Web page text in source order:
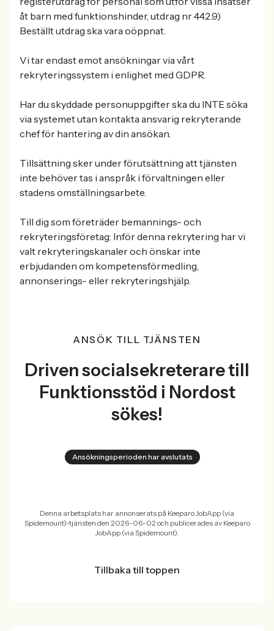
åt barn med funktionshinder, utdrag nr 442.9)
Beställt utdrag ska vara oöppnat.
Vi tar endast emot ansökningar via vårt
rekryteringssystem i enlighet med GDPR.
Har du skyddade personuppgifter ska du INTE söka
via systemet utan kontakta ansvarig rekryterande
chef för hantering av din ansökan.
Tillsättning sker under förutsättning att tjänsten
inte behöver tas i anspråk i förvaltningen eller
stadens omställningsarbete.
Till dig som företräder bemannings- och
rekryteringsföretag: Inför denna rekrytering har vi
valt rekryteringskanaler och önskar inte
erbjudanden om kompetensförmedling,
annonserings- eller rekryteringshjälp.
ANSÖK TILL TJÄNSTEN
Driven socialsekreterare till
Funktionsstöd i Nordost
sökes!
Ansökningsperioden har avslutats
Denna arbetsplats har annonserats på Keeparo JobApp (via
Spidemount)-tjänsten den 2026-06-02 och publicerades av Keeparo
JobApp (via Spidemount).
Tillbaka till toppen